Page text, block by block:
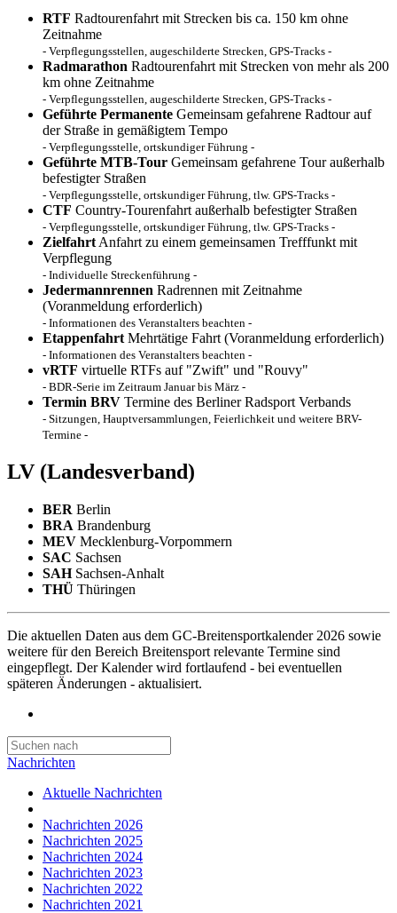
RTF Radtourenfahrt mit Strecken bis ca. 150 km ohne
Zeitnahme
- Verpflegungsstellen, augeschilderte Strecken, GPS-Tracks -
Radmarathon Radtourenfahrt mit Strecken von mehr als 200
km ohne Zeitnahme
- Verpflegungsstellen, augeschilderte Strecken, GPS-Tracks -
Geführte Permanente Gemeinsam gefahrene Radtour auf
der Straße in gemäßigtem Tempo
- Verpflegungsstelle, ortskundiger Führung -
Geführte MTB-Tour Gemeinsam gefahrene Tour außerhalb
befestigter Straßen
- Verpflegungsstelle, ortskundiger Führung, tlw. GPS-Tracks -
CTF Country-Tourenfahrt außerhalb befestigter Straßen
- Verpflegungsstelle, ortskundiger Führung, tlw. GPS-Tracks -
Zielfahrt Anfahrt zu einem gemeinsamen Trefffunkt mit
Verpflegung
- Individuelle Streckenführung -
Jedermannrennen Radrennen mit Zeitnahme
(Voranmeldung erforderlich)
- Informationen des Veranstalters beachten -
Etappenfahrt Mehrtätige Fahrt (Voranmeldung erforderlich)
- Informationen des Veranstalters beachten -
vRTF virtuelle RTFs auf "Zwift" und "Rouvy"
- BDR-Serie im Zeitraum Januar bis März -
Termin BRV Termine des Berliner Radsport Verbands
- Sitzungen, Hauptversammlungen, Feierlichkeit und weitere BRV-
Termine -
LV (Landesverband)
BER Berlin
BRA Brandenburg
MEV Mecklenburg-Vorpommern
SAC Sachsen
SAHSachsen-Anhalt
THÜ Thüringen
Die aktuellen Daten aus dem GC-Breitensportkalender 2026 sowie
weitere für den Bereich Breitensport relevante Termine sind
eingepflegt. Der Kalender wird fortlaufend - bei eventuellen
späteren Änderungen - aktualisiert.
Nachrichten
Aktuelle Nachrichten
Nachrichten 2026
Nachrichten 2025
Nachrichten 2024
Nachrichten 2023
Nachrichten 2022
Nachrichten 2021